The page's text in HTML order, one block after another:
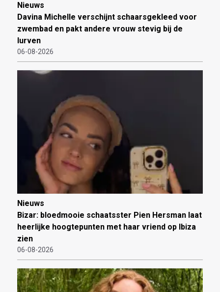
Nieuws
Davina Michelle verschijnt schaarsgekleed voor
zwembad en pakt andere vrouw stevig bij de
lurven
06-08-2026
Nieuws
Bizar: bloedmooie schaatsster Pien Hersman laat
heerlijke hoogtepunten met haar vriend op Ibiza
zien
06-08-2026